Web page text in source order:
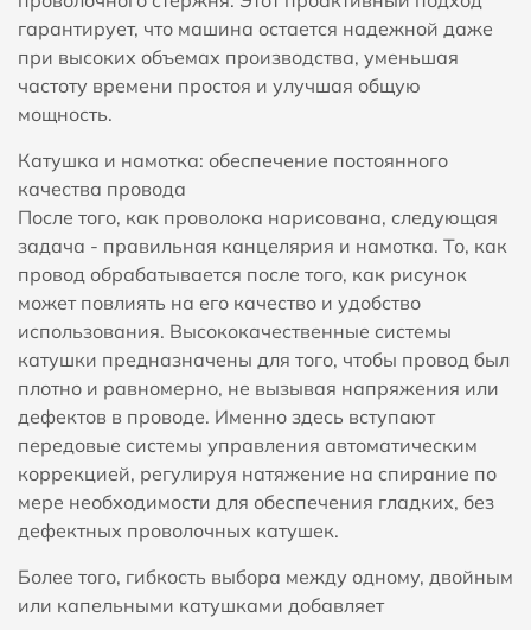
гарантирует, что машина остается надежной даже
при высоких объемах производства, уменьшая
частоту времени простоя и улучшая общую
мощность.
Катушка и намотка: обеспечение постоянного
качества провода
После того, как проволока нарисована, следующая
задача - правильная канцелярия и намотка. То, как
провод обрабатывается после того, как рисунок
может повлиять на его качество и удобство
использования. Высококачественные системы
катушки предназначены для того, чтобы провод был
плотно и равномерно, не вызывая напряжения или
дефектов в проводе. Именно здесь вступают
передовые системы управления автоматическим
коррекцией, регулируя натяжение на спирание по
мере необходимости для обеспечения гладких, без
дефектных проволочных катушек.
Более того, гибкость выбора между одному, двойным
или капельными катушками добавляет